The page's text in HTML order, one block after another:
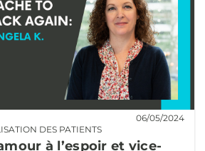
DES PATIENTS
06/05/2024
à l’espoir et vice-